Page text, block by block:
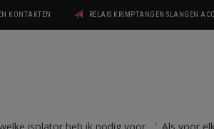
KONTAKTEN RELAIS KRIMPTANGEN SLANGEN